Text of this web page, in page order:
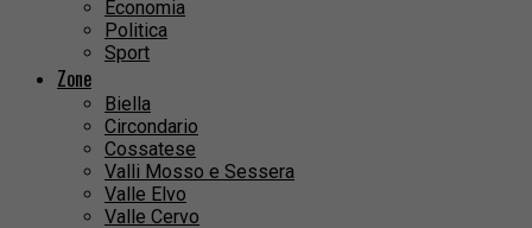
Economia
Politica
Sport
Zone
Biella
Circondario
Cossatese
Valli Mosso e Sessera
Valle Elvo
Valle Cervo